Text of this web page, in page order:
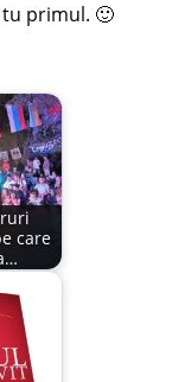
primul. 🙂
care